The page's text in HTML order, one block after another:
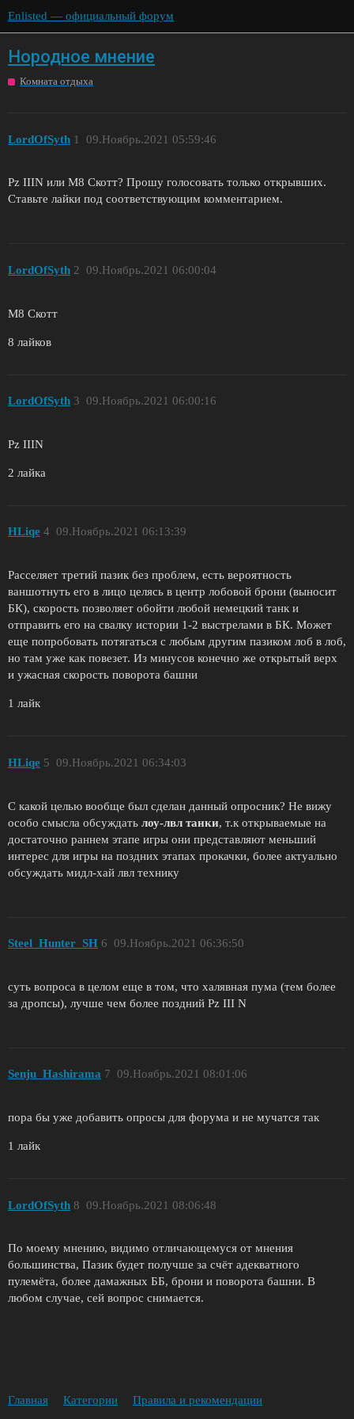
Enlisted — официальный форум
Нородное мнение
Комната отдыха
LordOfSyth 09.Ноябрь.2021 05:59:46
1
Pz IIIN или М8 Скотт? Прошу голосовать только открывших.
Ставьте лайки под соответствующим комментарием.
LordOfSyth 09.Ноябрь.2021 06:00:04
2
М8 Скотт
8 лайков
LordOfSyth 09.Ноябрь.2021 06:00:16
3
Pz IIIN
2 лайка
HLiqe 09.Ноябрь.2021 06:13:39
4
Расселяет третий пазик без проблем, есть вероятность
ваншотнуть его в лицо целясь в центр лобовой брони (выносит
БК), скорость позволяет обойти любой немецкий танк и
отправить его на свалку истории 1-2 выстрелами в БК. Может
еще попробовать потягаться с любым другим пазиком лоб в лоб,
но там уже как повезет. Из минусов конечно же открытый верх
и ужасная скорость поворота башни
1 лайк
HLiqe 09.Ноябрь.2021 06:34:03
5
C какой целью вообще был сделан данный опросник? Не вижу
особо смысла обсуждать лоу-лвл танки, т.к открываемые на
достаточно раннем этапе игры они представляют меньший
интерес для игры на поздних этапах прокачки, более актуально
обсуждать мидл-хай лвл технику
Steel_Hunter_SH 09.Ноябрь.2021 06:36:50
6
суть вопроса в целом еще в том, что халявная пума (тем более
за дропсы), лучше чем более поздний Pz III N
Senju_Hashirama 09.Ноябрь.2021 08:01:06
7
пора бы уже добавить опросы для форума и не мучатся так
1 лайк
LordOfSyth 09.Ноябрь.2021 08:06:48
8
По моему мнению, видимо отличающемуся от мнения
большинства, Пазик будет получше за счёт адекватного
пулемёта, более дамажных ББ, брони и поворота башни. В
любом случае, сей вопрос снимается.
Главная Категории Правила и рекомендации